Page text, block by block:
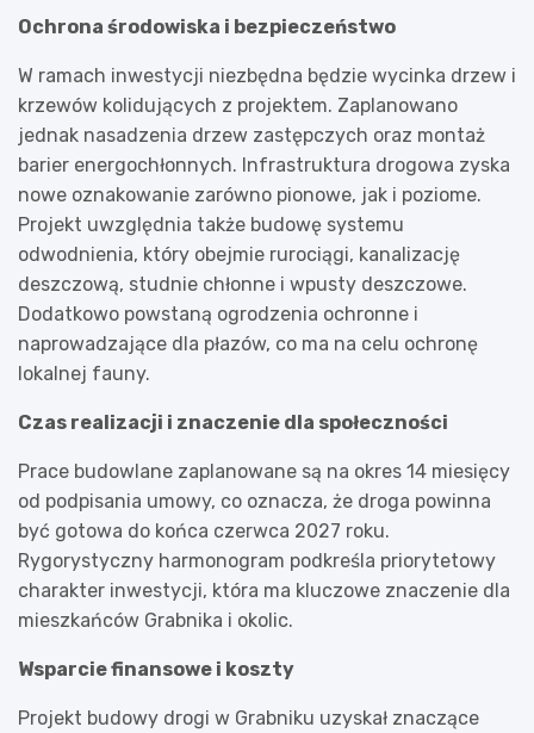
Ochrona środowiska i bezpieczeństwo
W ramach inwestycji niezbędna będzie wycinka drzew i
krzewów kolidujących z projektem. Zaplanowano
jednak nasadzenia drzew zastępczych oraz montaż
barier energochłonnych. Infrastruktura drogowa zyska
nowe oznakowanie zarówno pionowe, jak i poziome.
Projekt uwzględnia także budowę systemu
odwodnienia, który obejmie rurociągi, kanalizację
deszczową, studnie chłonne i wpusty deszczowe.
Dodatkowo powstaną ogrodzenia ochronne i
naprowadzające dla płazów, co ma na celu ochronę
lokalnej fauny.
Czas realizacji i znaczenie dla społeczności
Prace budowlane zaplanowane są na okres 14 miesięcy
od podpisania umowy, co oznacza, że droga powinna
być gotowa do końca czerwca 2027 roku.
Rygorystyczny harmonogram podkreśla priorytetowy
charakter inwestycji, która ma kluczowe znaczenie dla
mieszkańców Grabnika i okolic.
Wsparcie finansowe i koszty
Projekt budowy drogi w Grabniku uzyskał znaczące